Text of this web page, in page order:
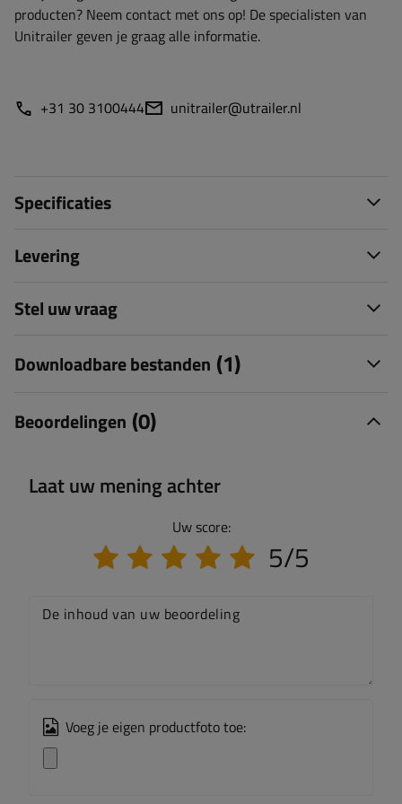
producten? Neem contact met ons op! De specialisten van
Unitrailer geven je graag alle informatie.
+31 30 3100444 unitrailer@utrailer.nl
Specificaties
Levering
Stel uw vraag
Downloadbare bestanden (1)
Beoordelingen (0)
Laat uw mening achter
Uw score:
5/5
De inhoud van uw beoordeling
Voeg je eigen productfoto toe: